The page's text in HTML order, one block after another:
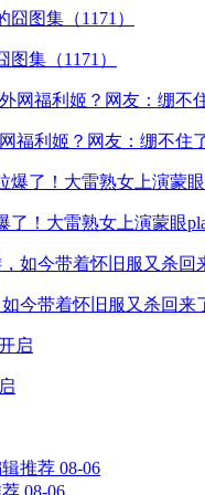
集（1171）
福利姬？网友：绷不住
了！大雷熟女上演蒙眼
今带着怀旧服又杀回来
08-06
08-06